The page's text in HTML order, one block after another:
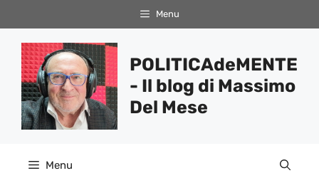
al
contenuto
Menu
POLITICAdeMENTE
- Il blog di Massimo
Del Mese
Menu